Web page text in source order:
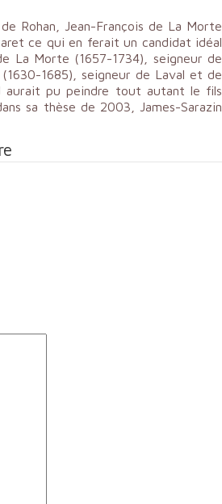
Rohan, Jean-François de La Morte
ce qui en ferait un candidat idéal
La Morte (1657-1734), seigneur de
1685), seigneur de Laval et de
aurait pu peindre tout autant le fils
sa thèse de 2003, James-Sarazin